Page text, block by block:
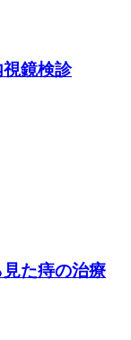
鏡検診
見た痔の治療